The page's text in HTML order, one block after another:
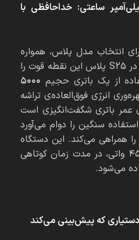
قدرتمند ۵۰۰۰ میلی‌آمپر ساعتی: خداحافظی با
انتخاب مدل پلاس، همواره
باتری آن بوده و سامسونگ در S25 پلاس این نقطه قوت را
از یک باتری حجیم ۵۰۰۰
انرژی فوق‌العاده‌ی تراشه
عمر باتری شگفت‌انگیزی است
سنگین را دوام می‌آورد
همراهی می‌کند. این دستگاه
با پشتیبانی از شارژ سریع ۴۵ واتی، در مدت زمان کوتاهی
می‌شود.